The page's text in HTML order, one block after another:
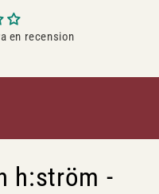
en recension
h:ström -